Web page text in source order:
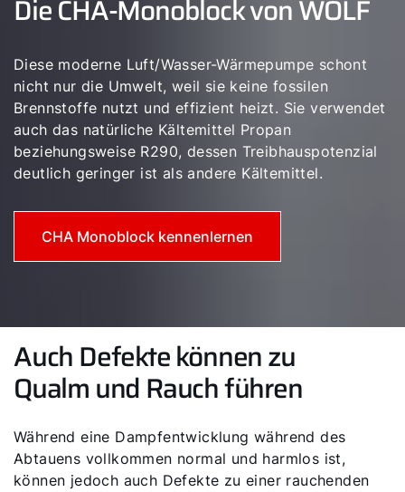
Die CHA-Monoblock von WOLF
Diese moderne Luft/Wasser-Wärmepumpe schont
nicht nur die Umwelt, weil sie keine fossilen
Brennstoffe nutzt und effizient heizt. Sie verwendet
auch das natürliche Kältemittel Propan
beziehungsweise R290, dessen Treibhauspotenzial
deutlich geringer ist als andere Kältemittel.
CHA Monoblock kennenlernen
Auch Defekte können zu
Qualm und Rauch führen
Während eine Dampfentwicklung während des
Abtauens vollkommen normal und harmlos ist,
können jedoch auch Defekte zu einer rauchenden